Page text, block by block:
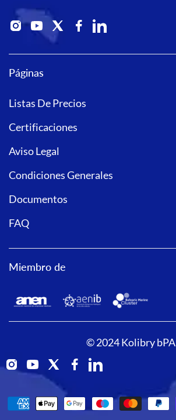
Páginas
Listas De Precios
Certificaciones
Aviso Legal
Condiciones Generales
Documentos
FAQ
Miembro de
© 2024 Kolibry bPA